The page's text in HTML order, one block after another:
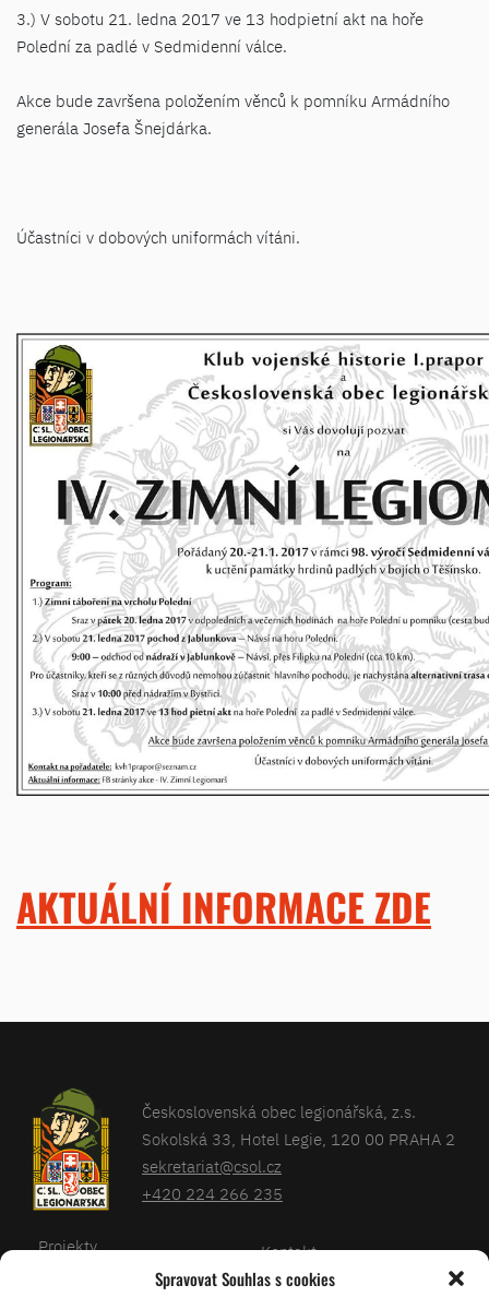
Spravovat Souhlas s cookies
3.) V sobotu 21. ledna 2017 ve 13 hodpietní akt na hoře
Polední za padlé v Sedmidenní válce.
Akce bude završena položením věnců k pomníku Armádního
generála Josefa Šnejdárka.
Účastníci v dobových uniformách vítáni.
AKTUÁLNÍ INFORMACE ZDE
Československá obec legionářská, z.s.
Sokolská 33, Hotel Legie, 120 00 PRAHA 2
sekretariat@csol.cz
+420 224 266 235
Projekty
Kontakt
Databáze legionářů